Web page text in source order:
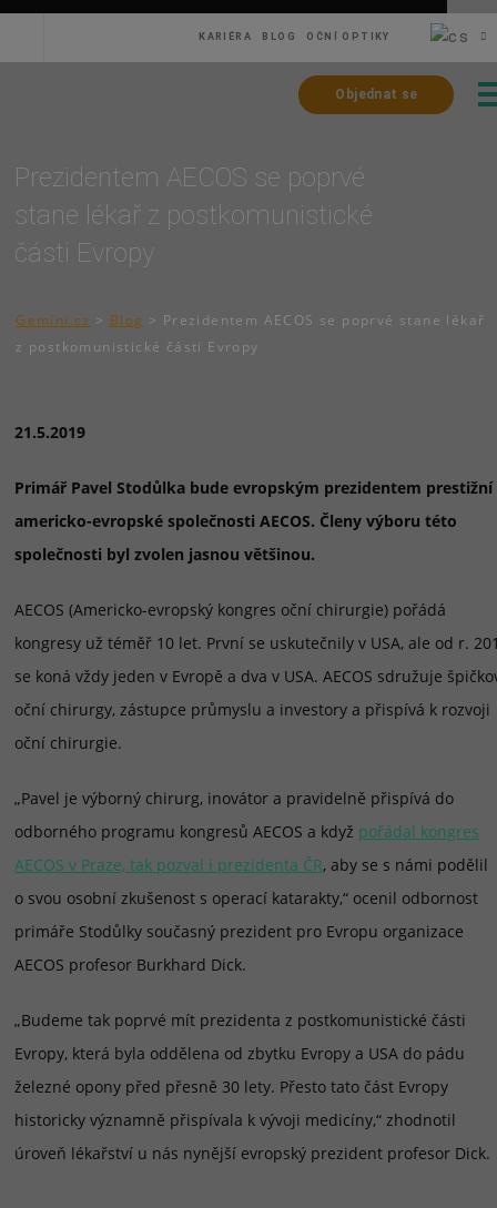
KARIÉRA BLOG OČNÍ OPTIKY
Objednat se
Prezidentem AECOS se poprvé
stane lékař z postkomunistické
části Evropy
Gemini.cz > Blog > Prezidentem AECOS se poprvé stane lékař
z postkomunistické části Evropy
21.5.2019
Primář Pavel Stodůlka bude evropským prezidentem prestižní
americko-evropské společnosti AECOS. Členy výboru této
společnosti byl zvolen jasnou většinou.
AECOS (Americko-evropský kongres oční chirurgie) pořádá
kongresy už téměř 10 let. První se uskutečnily v USA, ale od r.
se koná vždy jeden v Evropě a dva v USA. AECOS sdružuje
oční chirurgy, zástupce průmyslu a investory a přispívá k rozvoji
oční chirurgie.
„Pavel je výborný chirurg, inovátor a pravidelně přispívá do
odborného programu kongresů AECOS a když pořádal kongres
AECOS v Praze, tak pozval i prezidenta ČR, aby se s námi podělil
o svou osobní zkušenost s operací katarakty,“ ocenil odbornost
primáře Stodůlky současný prezident pro Evropu organizace
AECOS profesor Burkhard Dick.
„Budeme tak poprvé mít prezidenta z postkomunistické části
Evropy, která byla oddělena od zbytku Evropy a USA do pádu
železné opony před přesně 30 lety. Přesto tato část Evropy
historicky významně přispívala k vývoji medicíny,“ zhodnotil
úroveň lékařství u nás nynější evropský prezident profesor Dick.